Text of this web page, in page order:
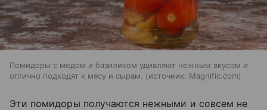
Помидоры с медом и базиликом удивляют нежным вкусом и
отлично подходят к мясу и сырам.
источник: Magnific.com
Эти помидоры получаются нежными и совсем не